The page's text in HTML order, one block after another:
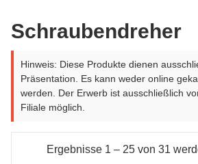
Schraubendreher
Hinweis: Diese Produkte dienen
Präsentation. Es kann weder online
werden. Der Erwerb ist ausschließlich
Filiale möglich.
Ergebnisse 1 – 25 von 31